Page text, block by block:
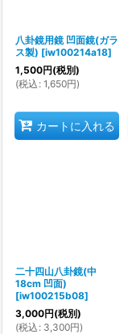
八卦鏡用鏡 凹面鏡(ガラ
ス製) [iw100214a18]
1,500円(税別)
(税込 : 1,650円)
カートに入れる
二十四山八卦鏡(中
18cm 凹面)
[iw100215b08]
3,000円(税別)
(税込 : 3,300円)